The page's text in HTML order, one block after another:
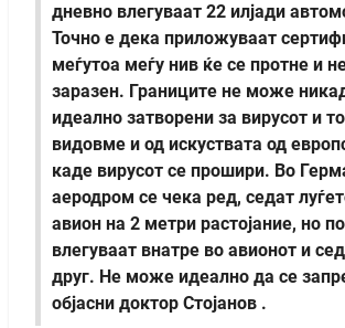
дневно влегуваат 22 илјади
Точно е дека приложуваат
меѓутоа меѓу нив ќе се протне и
заразен. Границите не може
идеално затворени за вирусот и
видовме и од искуствата од
каде вирусот се прошири. Во
аеродром се чека ред, седат
авион на 2 метри растојание, но
влегуваат внатре во авионот и
друг. Не може идеално да се
објасни доктор Стојанов .